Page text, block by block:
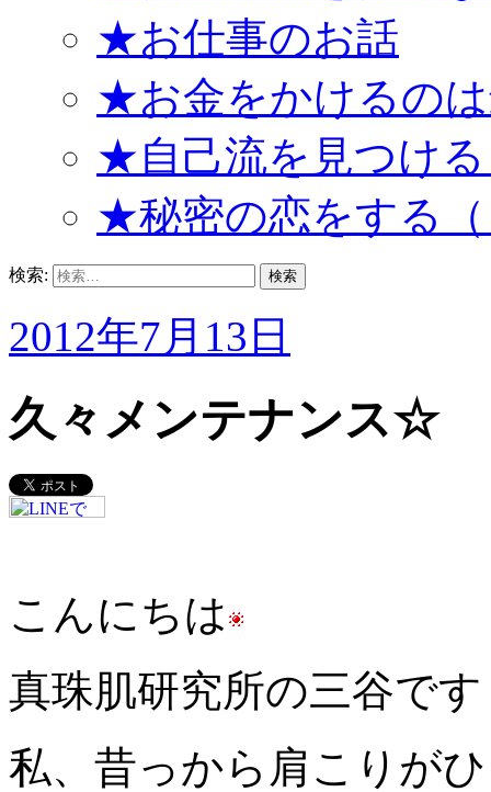
★お仕事のお話
★お金をかけるの
★自己流を見つけ
★秘密の恋をする
検索:
2012年7月13日
久々メンテナンス☆
こんにちは
真珠肌研究所の三谷です
私、昔っから肩こりが